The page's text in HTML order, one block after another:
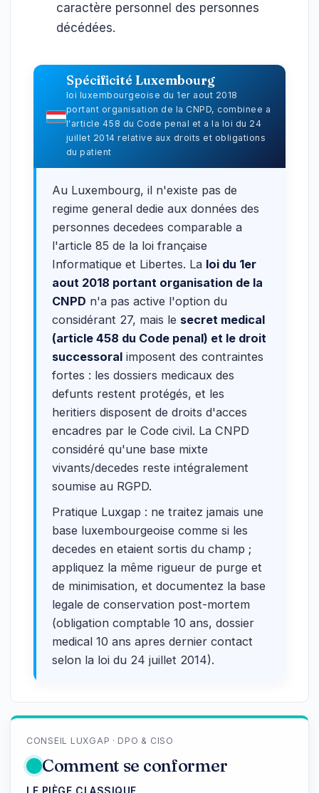
caractère personnel des personnes
décédées.
Spécificité Luxembourg
loi luxembourgeoise du 1er aout 2018
portant organisation de la CNPD, combinee a
l'article 458 du Code penal et a la loi du 24
juillet 2014 relative aux droits et obligations
du patient
Au Luxembourg, il n'existe pas de
regime general dedie aux données des
personnes decedees comparable a
l'article 85 de la loi française
Informatique et Libertes. La loi du 1er
aout 2018 portant organisation de la
CNPD n'a pas active l'option du
considérant 27, mais le secret medical
(article 458 du Code penal) et le droit
successoral imposent des contraintes
fortes : les dossiers medicaux des
defunts restent protégés, et les
heritiers disposent de droits d'acces
encadres par le Code civil. La CNPD
considéré qu'une base mixte
vivants/decedes reste intégralement
soumise au RGPD.
Pratique Luxgap : ne traitez jamais une
base luxembourgeoise comme si les
decedes en etaient sortis du champ ;
appliquez la même rigueur de purge et
de minimisation, et documentez la base
legale de conservation post-mortem
(obligation comptable 10 ans, dossier
medical 10 ans apres dernier contact
selon la loi du 24 juillet 2014).
CONSEIL LUXGAP · DPO & CISO
Comment se conformer
LE PIÈGE CLASSIQUE